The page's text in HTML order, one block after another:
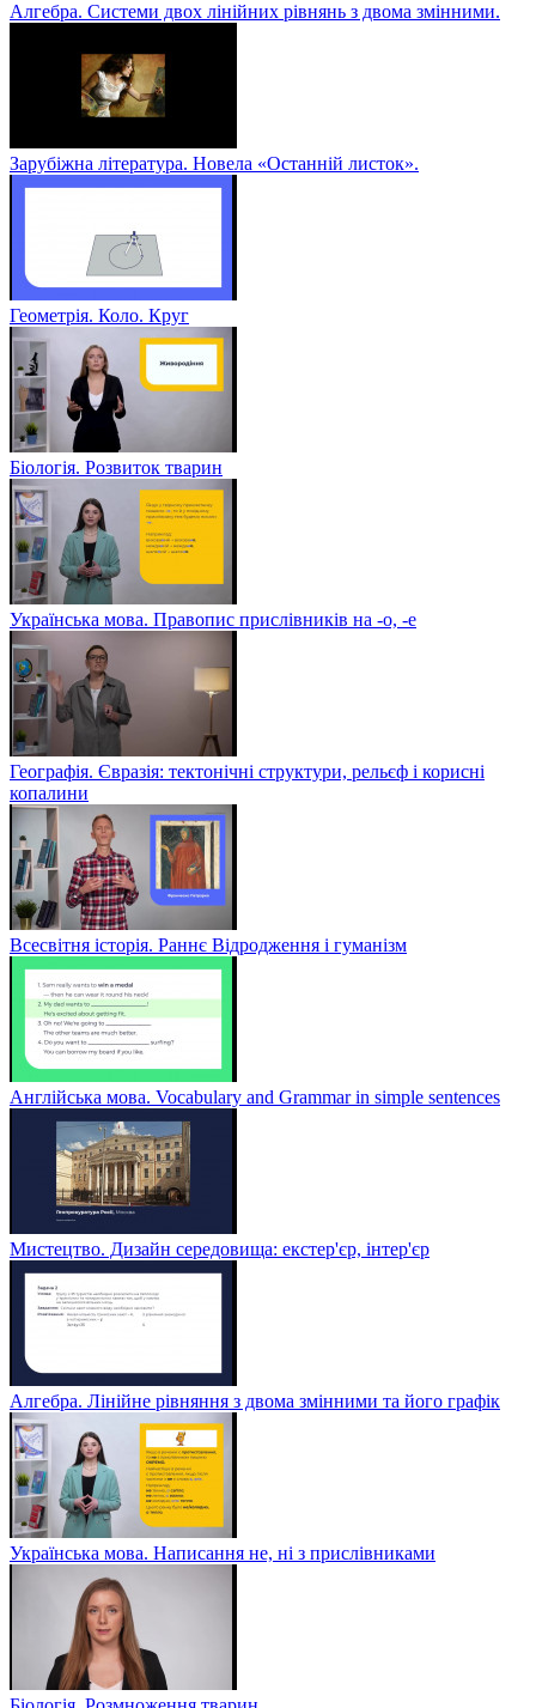
Алгебра. Системи двох лінійних рівнянь з двома змінними.
Зарубіжна література. Новела «Останній листок».
Геометрія. Коло. Круг
Біологія. Розвиток тварин
Українська мова. Правопис прислівників на -о, -е
Географія. Євразія: тектонічні структури, рельєф і корисні
копалини
Всесвітня історія. Раннє Відродження і гуманізм
Англійська мова. Vocabulary and Grammar in simple sentences
Мистецтво. Дизайн середовища: екстер'єр, інтер'єр
Алгебра. Лінійне рівняння з двома змінними та його графік
Українська мова. Написання не, ні з прислівниками